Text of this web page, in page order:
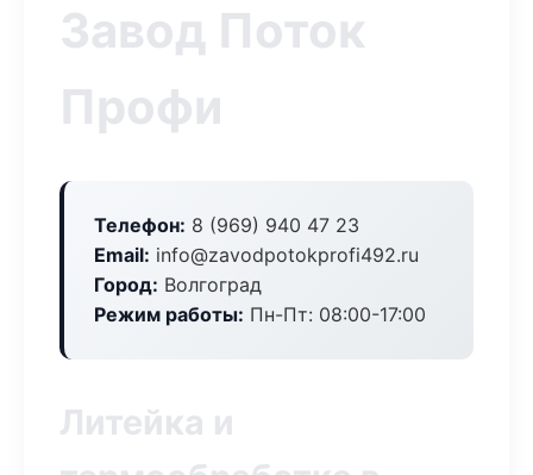
Завод Поток
Профи
Телефон: 8 (969) 940 47 23
Email: info@zavodpotokprofi492.ru
Город: Волгоград
Режим работы: Пн-Пт: 08:00-17:00
Литейка и